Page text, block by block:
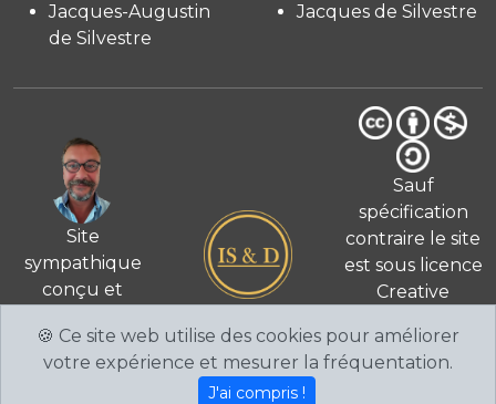
Jacques-Augustin
de Silvestre
Jacques de Silvestre
Site
sympathique
conçu et
par Fabien de
Silvestre
© 2026
Sauf
spécification
contraire le site
est sous licence
Creative
International
CC BY-NC-
🍪 Ce site web utilise des cookies pour améliorer
votre expérience et mesurer la fréquentation.
J'ai compris !